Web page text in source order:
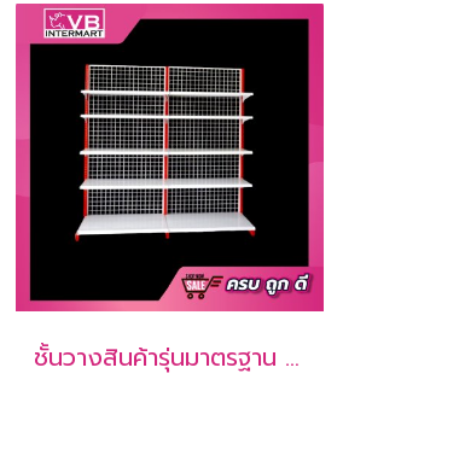
ชั้นวางสินค้ารุ่นมาตรฐาน 1 หน้า 5 ชั้นรวมฐาน 2 ช่อง (1 ชุดต้น + 1 ชุดต่อ)